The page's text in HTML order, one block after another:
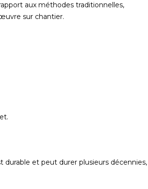
aux méthodes traditionnelles,
sur chantier.
durable et peut durer plusieurs décennies,